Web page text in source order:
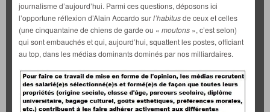
journalisme d’aujourd’hui. Parmi ces questions, déposons ici
l’opportune réflexion d’Alain Accardo surl’habitusde ceux et celles
(une cinquantaine de chiens de garde ou « moutons », c’est selon)
qui sont embauchés et qui, aujourd’hui, squattent les postes, officiant
au top, dans les médias dominants dominés par nos milliardaires.